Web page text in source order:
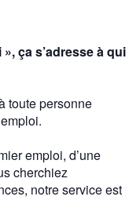
ça s’adresse à qui
toute personne
emploi, d’une
cherchiez
notre service est